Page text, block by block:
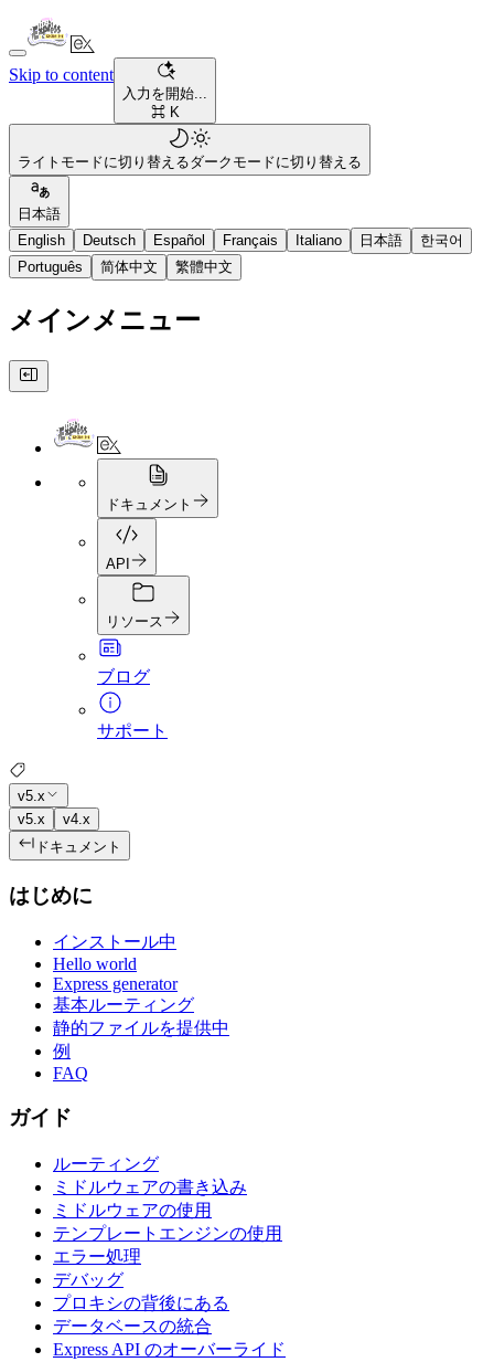
Skip to content
入力を開始...
⌘ K
ライトモードに切り替えるダークモードに切り替える
日本語
English
Deutsch Español Français Italiano 日本語
한국어
Português
简体中文 繁體中文
メインメニュー
ドキュメント
API
リソース
ブログ
サポート
v5.x
v5.x
v4.x
ドキュメント
はじめに
インストール中
Hello world
Express generator
基本ルーティング
静的ファイルを提供中
例
FAQ
ガイド
ルーティング
ミドルウェアの書き込み
ミドルウェアの使用
テンプレートエンジンの使用
エラー処理
デバッグ
プロキシの背後にある
データベースの統合
Express API のオーバーライド